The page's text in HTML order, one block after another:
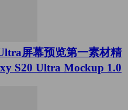
屏幕预览第一素材精
S20 Ultra Mockup 1.0